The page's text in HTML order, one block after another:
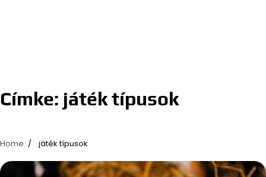
Címke: játék típusok
Home játék típusok